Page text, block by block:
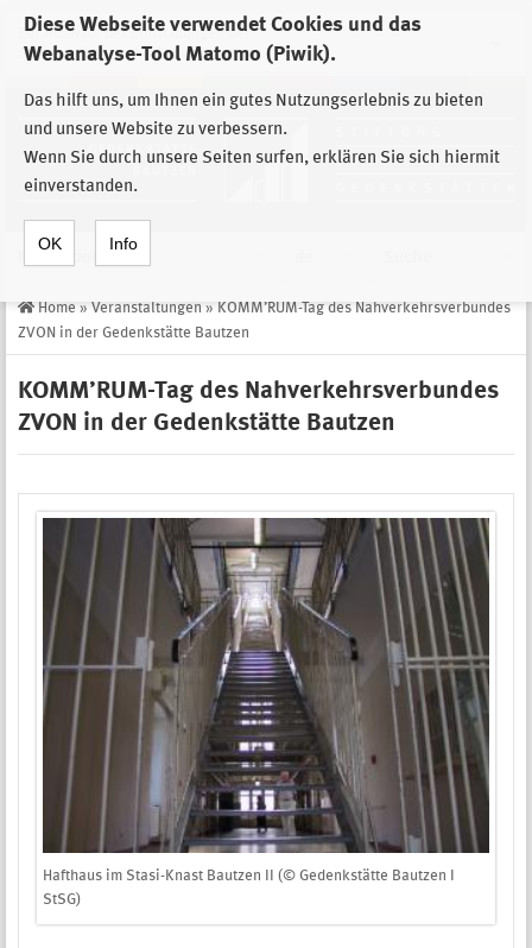
Diese Webseite verwendet Cookies und das
Webanalyse-Tool Matomo (Piwik).
Das hilft uns, um Ihnen ein gutes Nutzungserlebnis zu bieten
und unsere Website zu verbessern.
Wenn Sie durch unsere Seiten surfen, erklären Sie sich hiermit
einverstanden.
OK Info
Zur Auswahl der Einrichtungen der
Stiftung Sächsische Gedenkstätten
Home » Veranstaltungen » KOMM’RUM-Tag des Nahverkehrsverbundes
ZVON in der Gedenkstätte Bautzen
KOMM’RUM-Tag des Nahverkehrsverbundes
ZVON in der Gedenkstätte Bautzen
Hafthaus im Stasi-Knast Bautzen II (© Gedenkstätte Bautzen I
StSG)